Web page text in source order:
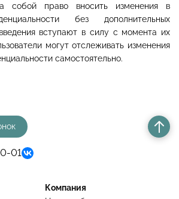
собой право вносить изменения в
без дополнительных
вступают в силу с момента их
могут отслеживать изменения
самостоятельно.
Компания
01